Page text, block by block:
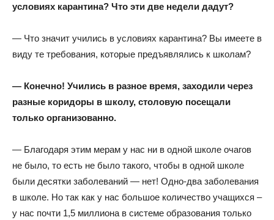
условиях карантина? Что эти две недели дадут?
— Что значит учились в условиях карантина? Вы имеете в
виду те требования, которые предъявлялись к школам?
— Конечно! Учились в разное время, заходили через
разные коридоры в школу, столовую посещали
только организованно.
— Благодаря этим мерам у нас ни в одной школе очагов
не было, то есть не было такого, чтобы в одной школе
были десятки заболеваний — нет! Одно-два заболевания
в школе. Но так как у нас большое количество учащихся –
у нас почти 1,5 миллиона в системе образования только